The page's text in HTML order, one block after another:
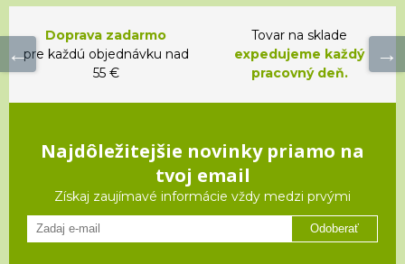
Doprava zadarmo
pre každú objednávku nad
55 €
Tovar na sklade
expedujeme každý
pracovný deň.
Najdôležitejšie novinky priamo na
tvoj email
Získaj zaujímavé informácie vždy medzi prvými
Odoberať